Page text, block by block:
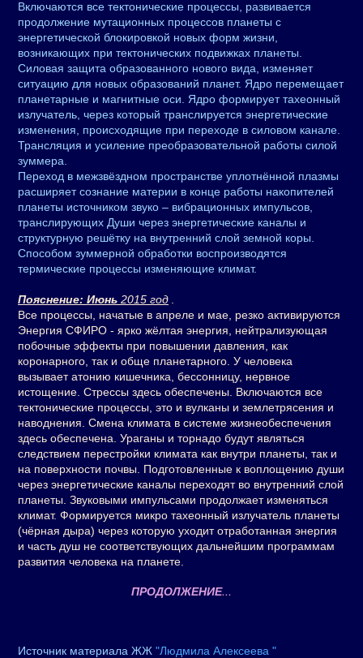
Включаются все тектонические процессы, развивается
продолжение мутационных процессов планеты с
энергетической блокировкой новых форм жизни,
возникающих при тектонических подвижках планеты.
Силовая защита образованного нового вида, изменяет
ситуацию для новых образований планет. Ядро перемещает
планетарные и магнитные оси. Ядро формирует тахеонный
излучатель, через который транслируется энергетические
изменения, происходящие при переходе в силовом канале.
Трансляция и усиление преобразовательной работы силой
зуммера.
Переход в межзвёздном пространстве уплотнённой плазмы
расширяет сознание материи в конце работы накопителей
планеты источником звуко – вибрационных импульсов,
транслирующих Души через энергетические каналы и
структурную решётку на внутренний слой земной коры.
Способом зуммерной обработки воспроизводятся
термические процессы изменяющие климат.
Пояснение: Июнь 2015 год
Все процессы, начатые в апреле и мае, резко активируются
Энергия СФИРО - ярко жёлтая энергия, нейтрализующая
побочные эффекты при повышении давления, как
коронарного, так и обще планетарного. У человека
вызывает атонию кишечника, бессонницу, нервное
истощение. Стрессы здесь обеспечены. Включаются все
тектонические процессы, это и вулканы и землетрясения и
наводнения. Смена климата в системе жизнеобеспечения
здесь обеспечена. Ураганы и торнадо будут являться
следствием перестройки климата как внутри планеты, так и
на поверхности почвы. Подготовленные к воплощению души
через энергетические каналы переходят во внутренний слой
планеты. Звуковыми импульсами продолжает изменяться
климат. Формируется микро тахеонный излучатель планеты
(чёрная дыра) через которую уходит отработанная энергия
и часть душ не соответствующих дальнейшим программам
развития человека на планете.
ПРОДОЛЖЕНИЕ...
Источник материала ЖЖ "Людмила Алексеева "